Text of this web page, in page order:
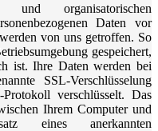
und organisatorischen
Daten vor
von uns getroffen. So
gespeichert,
ist. Ihre Daten werden bei
SSL-Verschlüsselung
verschlüsselt. Das
Ihrem Computer und
eines anerkannten